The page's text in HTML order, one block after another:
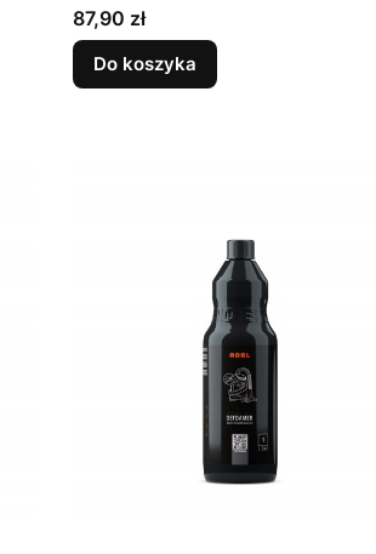
Cena
87,90 zł
Do koszyka